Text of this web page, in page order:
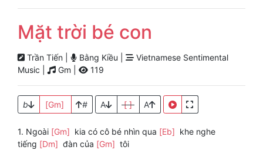
Mặt trời bé con
Trần Tiến | Bằng Kiều |
Vietnamese Sentimental
Music |
Gm | 119
b [Gm] # A [ ] A
1. Ngoài [Gm] kia có cô bé nhìn qua [Eb] khe nghe
tiếng [Dm] đàn của [Gm] tôi